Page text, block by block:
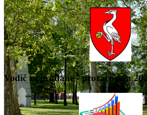
Vodič za građane - proračun za